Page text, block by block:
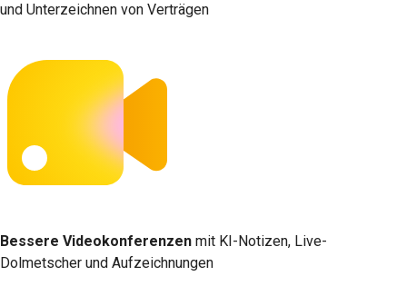
und Unterzeichnen von Verträgen
Bessere Videokonferenzen mit KI-Notizen, Live-
Dolmetscher und Aufzeichnungen